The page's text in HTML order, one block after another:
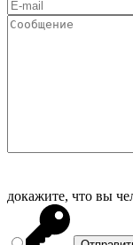
докажите, что вы